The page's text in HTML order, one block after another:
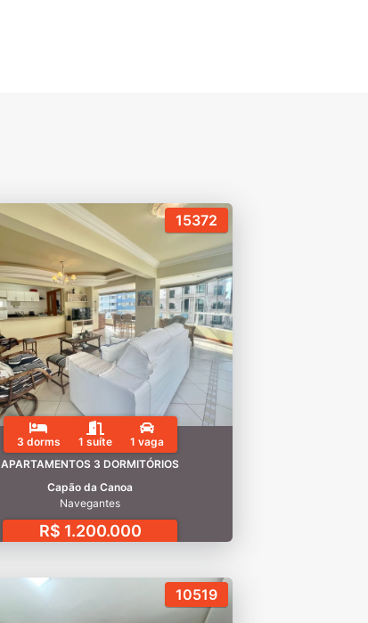
15372
3 dorms 1 suíte
1 vaga
APARTAMENTOS 3 DORMITÓRIOS
Capão da Canoa
Navegantes
R$ 1.200.000
10519